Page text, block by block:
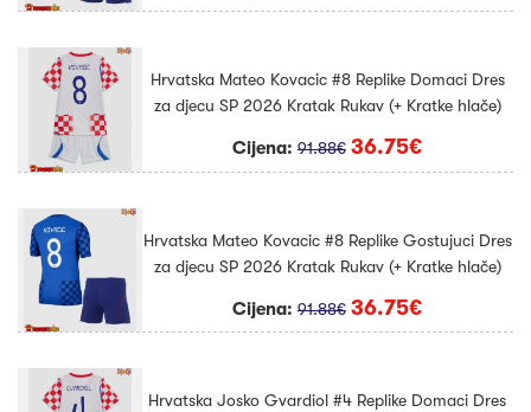
Hrvatska Mateo Kovacic #8 Replike Domaci Dres
za djecu SP 2026 Kratak Rukav (+ Kratke hlače)
Cijena:91.88€ 36.75€
Hrvatska Mateo Kovacic #8 Replike Gostujuci Dres
za djecu SP 2026 Kratak Rukav (+ Kratke hlače)
Cijena:91.88€ 36.75€
Hrvatska Josko Gvardiol #4 Replike Domaci Dres